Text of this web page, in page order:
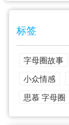
标签
字母圈故事
小众情感
思慕 字母圈